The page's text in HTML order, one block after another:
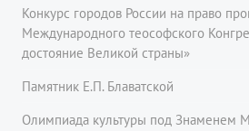
Конкурс городов России на право
Международного теософского
достояние Великой страны»
Памятник Е.П. Блаватской
Олимпиада культуры под Знаменем